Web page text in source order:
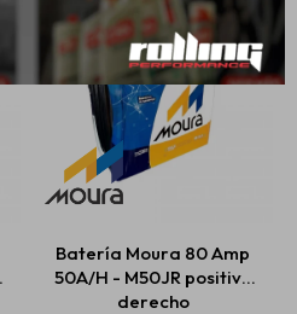
Batería Moura 80 Amp
50A/H - M50JR positivo
derecho